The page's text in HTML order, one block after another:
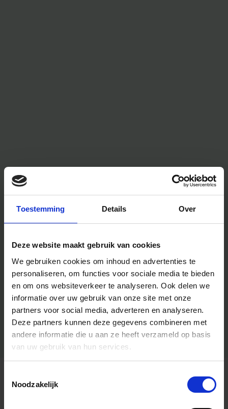
Toestemming Details Over
Deze website maakt gebruik van cookies
We gebruiken cookies om inhoud en advertenties te
personaliseren, om functies voor sociale media te bieden
en om ons websiteverkeer te analyseren. Ook delen we
informatie over uw gebruik van onze site met onze
partners voor social media, adverteren en analyseren.
Deze partners kunnen deze gegevens combineren met
andere informatie die u aan ze heeft verzameld op basis
van uw gebruik van hun services.
Noodzakelijk
Algemene informatie